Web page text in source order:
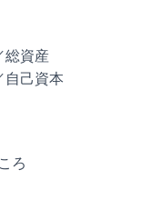
総資産
自己資本
ろ